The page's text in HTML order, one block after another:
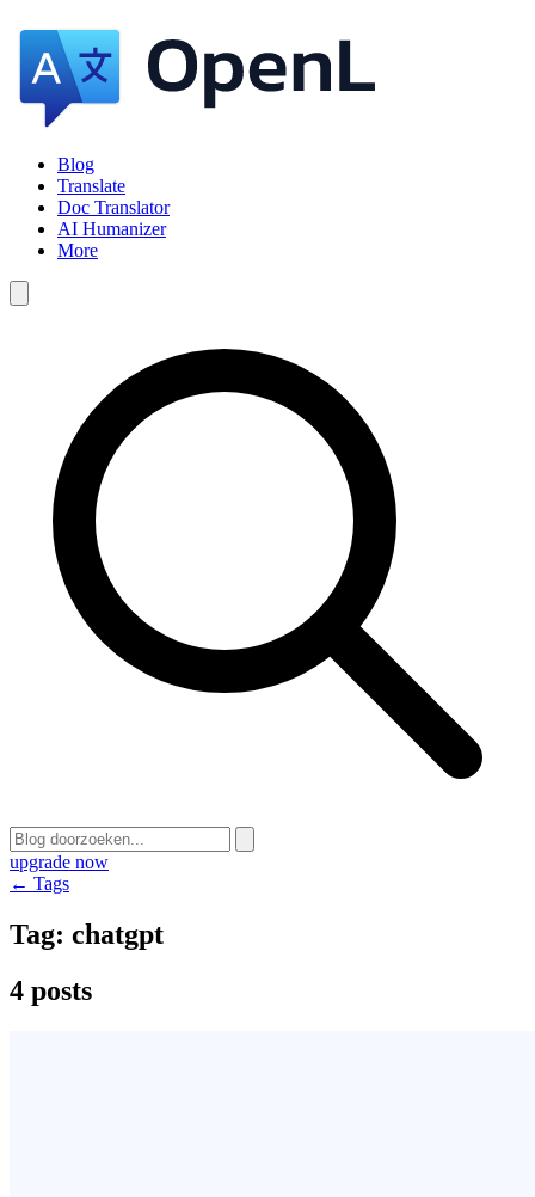
Blog
Translate
Doc Translator
AI Humanizer
More
upgrade now
← Tags
Tag: chatgpt
4 posts